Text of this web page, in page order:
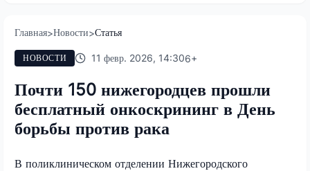
Главная>Новости>Статья
НОВОСТИ 11 февр. 2026, 14:306+
Почти 150 нижегородцев прошли
бесплатный онкоскрининг в День
борьбы против рака
В поликлиническом отделении Нижегородского